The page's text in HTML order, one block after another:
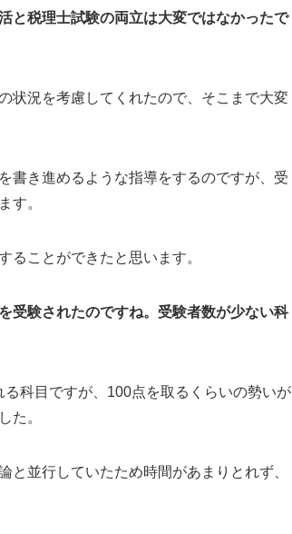
税理士試験の両立は大変ではなかったで
状況を考慮してくれたので、そこまで大変
書き進めるような指導をするのですが、受
す。
ることができたと思います。
験されたのですね。受験者数が少ない科
科目ですが、100点を取るくらいの勢いが
た。
と並行していたため時間があまりとれず、